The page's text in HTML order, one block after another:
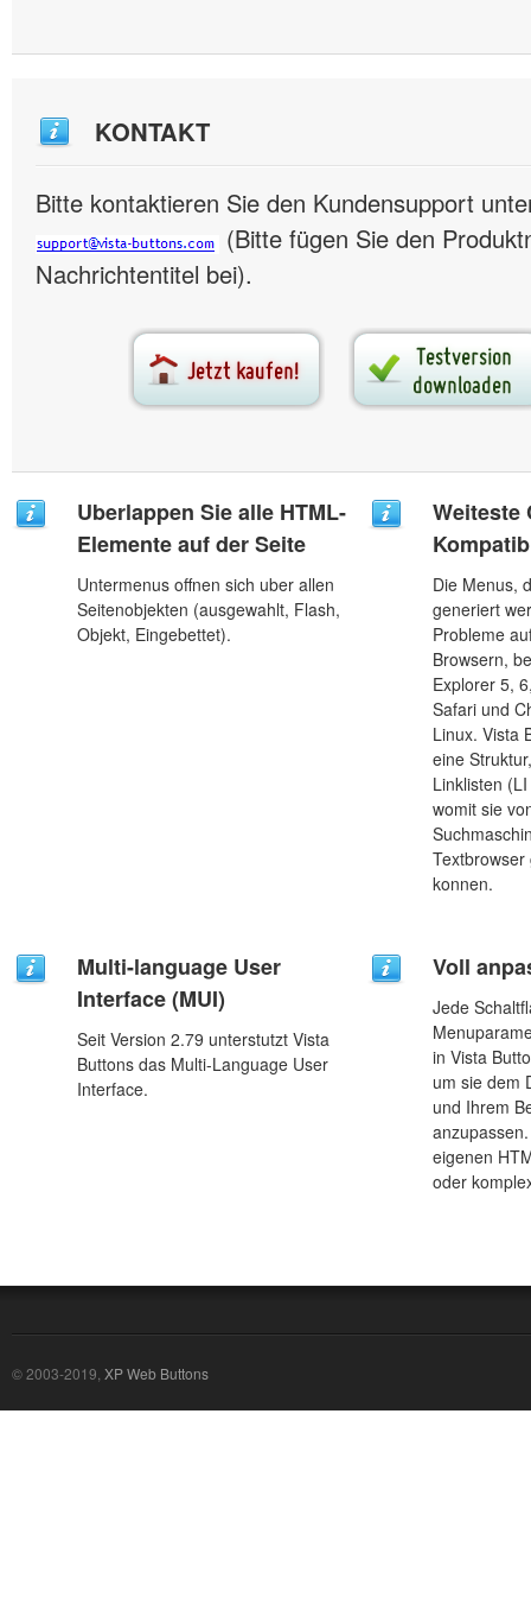
KONTAKT
Bitte kontaktieren Sie den Kundensupport
(Bitte fügen Sie den
Nachrichtentitel bei).
Uberlappen Sie alle HTML-
Elemente auf der Seite
Untermenus offnen sich uber allen
Seitenobjekten (ausgewahlt, Flash,
Objekt, Eingebettet).
Weiteste
Die Menus,
generiert
Probleme
Browsern,
Explorer 5,
Safari und
Linux. Vista
eine
Linklisten
womit sie
konnen.
Multi-language User
Interface (MUI)
Seit Version 2.79 unterstutzt Vista
Buttons das Multi-Language User
Interface.
Voll
Jede
in Vista
um sie dem
und Ihrem
eigenen
oder
© 2003-2019, XP Web Buttons